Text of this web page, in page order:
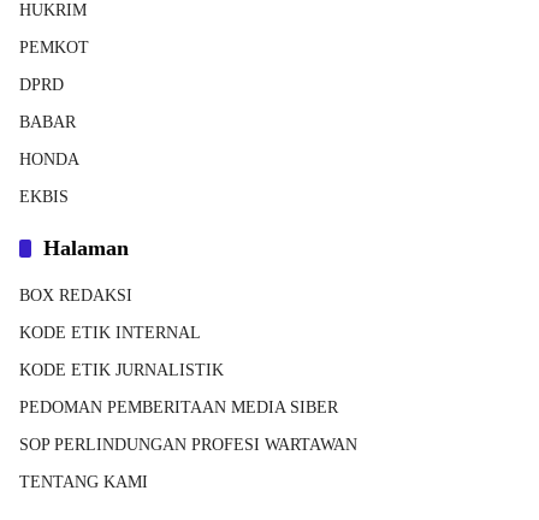
HUKRIM
PEMKOT
DPRD
BABAR
HONDA
EKBIS
Halaman
BOX REDAKSI
KODE ETIK INTERNAL
KODE ETIK JURNALISTIK
PEDOMAN PEMBERITAAN MEDIA SIBER
SOP PERLINDUNGAN PROFESI WARTAWAN
TENTANG KAMI